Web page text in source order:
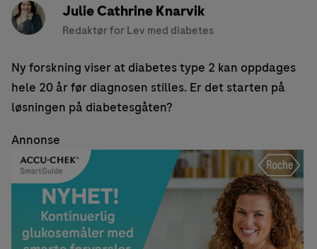
Julie Cathrine Knarvik
Redaktør for Lev med diabetes
Ny forskning viser at diabetes type 2 kan oppdages
hele 20 år før diagnosen stilles. Er det starten på
løsningen på diabetesgåten?
Annonse